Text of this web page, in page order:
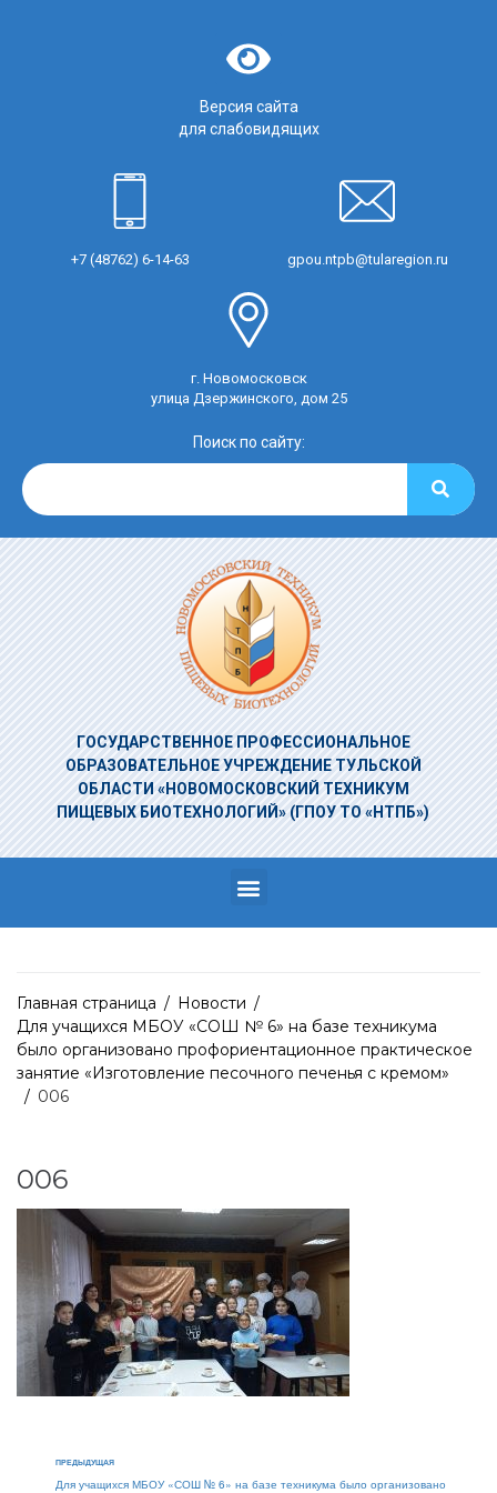
Версия сайта
для слабовидящих
+7 (48762) 6-14-63 gpou.ntpb@tularegion.ru
г. Новомосковск
улица Дзержинского, дом 25
Поиск по сайту:
ГОСУДАРСТВЕННОЕ ПРОФЕССИОНАЛЬНОЕ
ОБРАЗОВАТЕЛЬНОЕ УЧРЕЖДЕНИЕТУЛЬСКОЙ
ОБЛАСТИ «НОВОМОСКОВСКИЙ ТЕХНИКУМ
ПИЩЕВЫХ БИОТЕХНОЛОГИЙ» (ГПОУ ТО «НТПБ»)
Главная страница / Новости /
Для учащихся МБОУ «СОШ № 6» на базе техникума
было организовано профориентационное практическое
занятие «Изготовление песочного печенья с кремом»
/ 006
006
ПРЕДЫДУЩАЯ
Для учащихся МБОУ «СОШ № 6» на базе техникума было организовано